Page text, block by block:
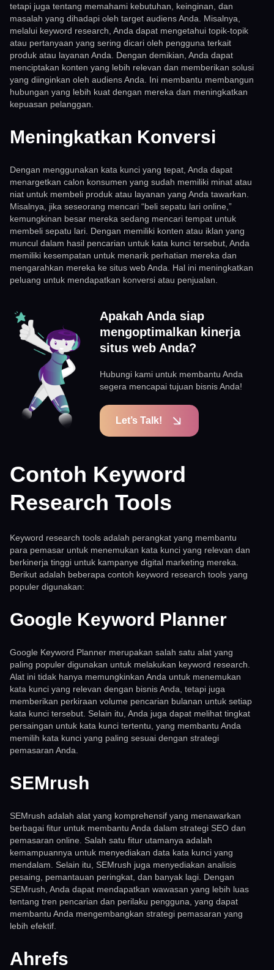
tetapi juga tentang memahami kebutuhan, keinginan, dan
masalah yang dihadapi oleh target audiens Anda. Misalnya,
melalui keyword research, Anda dapat mengetahui topik-topik
atau pertanyaan yang sering dicari oleh pengguna terkait
produk atau layanan Anda. Dengan demikian, Anda dapat
menciptakan konten yang lebih relevan dan memberikan solusi
yang diinginkan oleh audiens Anda. Ini membantu membangun
hubungan yang lebih kuat dengan mereka dan meningkatkan
kepuasan pelanggan.
Meningkatkan Konversi
Dengan menggunakan kata kunci yang tepat, Anda dapat
menargetkan calon konsumen yang sudah memiliki minat atau
niat untuk membeli produk atau layanan yang Anda tawarkan.
Misalnya, jika seseorang mencari “beli sepatu lari online,”
kemungkinan besar mereka sedang mencari tempat untuk
membeli sepatu lari. Dengan memiliki konten atau iklan yang
muncul dalam hasil pencarian untuk kata kunci tersebut, Anda
memiliki kesempatan untuk menarik perhatian mereka dan
mengarahkan mereka ke situs web Anda. Hal ini meningkatkan
peluang untuk mendapatkan konversi atau penjualan.
Apakah Anda siap
mengoptimalkan kinerja
situs web Anda?
Hubungi kami untuk membantu Anda
segera mencapai tujuan bisnis Anda!
Let’s Talk!
Contoh Keyword
Research Tools
Keyword research tools adalah perangkat yang membantu
para pemasar untuk menemukan kata kunci yang relevan dan
berkinerja tinggi untuk kampanye digital marketing mereka.
Berikut adalah beberapa contoh keyword research tools yang
populer digunakan:
Google Keyword Planner
Google Keyword Planner merupakan salah satu alat yang
paling populer digunakan untuk melakukan keyword research.
Alat ini tidak hanya memungkinkan Anda untuk menemukan
kata kunci yang relevan dengan bisnis Anda, tetapi juga
memberikan perkiraan volume pencarian bulanan untuk setiap
kata kunci tersebut. Selain itu, Anda juga dapat melihat tingkat
persaingan untuk kata kunci tertentu, yang membantu Anda
memilih kata kunci yang paling sesuai dengan strategi
pemasaran Anda.
SEMrush
SEMrush adalah alat yang komprehensif yang menawarkan
berbagai fitur untuk membantu Anda dalam strategi SEO dan
pemasaran online. Salah satu fitur utamanya adalah
kemampuannya untuk menyediakan data kata kunci yang
mendalam. Selain itu, SEMrush juga menyediakan analisis
pesaing, pemantauan peringkat, dan banyak lagi. Dengan
SEMrush, Anda dapat mendapatkan wawasan yang lebih luas
tentang tren pencarian dan perilaku pengguna, yang dapat
membantu Anda mengembangkan strategi pemasaran yang
lebih efektif.
Ahrefs